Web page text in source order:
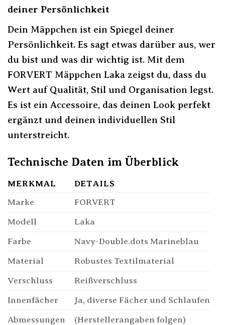
deiner Persönlichkeit
Dein Mäppchen ist ein Spiegel deiner
Persönlichkeit. Es sagt etwas darüber aus, wer
du bist und was dir wichtig ist. Mit dem
FORVERT Mäppchen Laka zeigst du, dass du
Wert auf Qualität, Stil und Organisation legst.
Es ist ein Accessoire, das deinen Look perfekt
ergänzt und deinen individuellen Stil
unterstreicht.
Technische Daten im Überblick
MERKMAL
DETAILS
Marke
FORVERT
Modell Laka
Farbe Navy-Double.dots Marineblau
Material Robustes Textilmaterial
Verschluss Reißverschluss
Innenfächer Ja, diverse Fächer und Schlaufen
Abmessungen (Herstellerangaben folgen)